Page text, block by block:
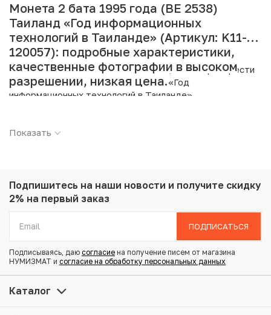
Монета 2 бата 1995 года (BE 2538)
Таиланд «Год информационных
технологий в Таиланде» (Артикул: K11-
120057): подробные характеристики,
качественные фотографии в высоком
разрешении, низкая цена.
Интернет магазин «Нумизмат» предлагает приобрести
2 бата 1995 года (BE 2538) Таиланд «Год
информационных технологий в Таиланде».
Металл: Медь с никелевым покрытием
Вес: 7.33 г
Состояние: AU
Купить 2 бата 1995 года (BE 2538) Таиланд «Год
информационных технологий в Таиланде» по
привлекательной цене можно в нашем интернет-
Показать
Подпишитесь на наши новости и получите скидку
2% на первый заказ
ПОДПИСАТЬСЯ
Подписываясь, даю согласие на получение писем от магазина
НУМИЗМАТ и согласие на обработку персональных данных
Каталог